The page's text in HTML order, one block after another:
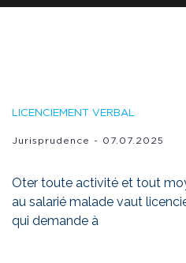
LICENCIEMENT VERBAL
Jurisprudence - 07.07.2025
Oter toute activité et tout
au salarié malade vaut
qui demande à